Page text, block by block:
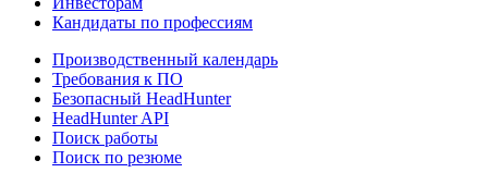
Кандидаты по профессиям
Производственный календарь
Требования к ПО
Безопасный HeadHunter
HeadHunter API
Поиск работы
Поиск по резюме